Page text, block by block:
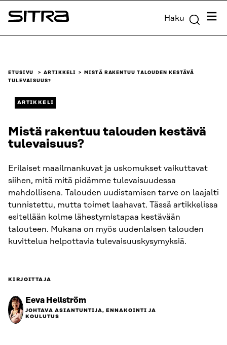
Siirry
suoraan
Sitra Haku
ETUSIVU ARTIKKELI
MISTÄ RAKENTUU TALOUDEN KESTÄVÄ
TULEVAISUUS?
ARTIKKELI
Mistä rakentuu talouden kestävä
tulevaisuus?
Erilaiset maailmankuvat ja uskomukset vaikuttavat
siihen, mitä mitä pidämme tulevaisuudessa
mahdollisena. Talouden uudistamisen tarve on laajalti
tunnistettu, mutta toimet laahavat. Tässä artikkelissa
esitellään kolme lähestymistapaa kestävään
talouteen. Mukana on myös uudenlaisen talouden
kuvittelua helpottavia tulevaisuuskysymyksiä.
KIRJOITTAJA
Eeva Hellström
JOHTAVA ASIANTUNTIJA, ENNAKOINTI JA
KOULUTUS